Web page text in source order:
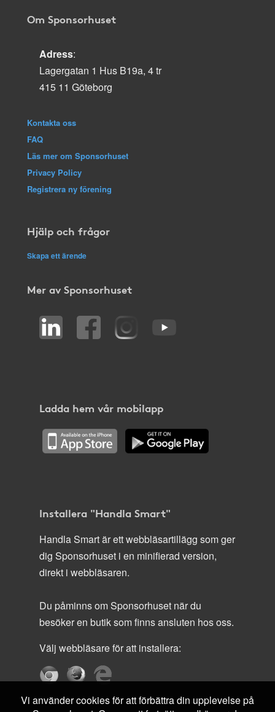
Om Sponsorhuset
Adress:
Lagergatan 1 Hus B19a, 4 tr
415 11 Göteborg
Kontakta oss
FAQ
Läs mer om Sponsorhuset
Privacy Policy
Registrera ny förening
Hjälp och frågor
Skapa ett ärende
Mer av Sponsorhuset
Ladda hem vår mobilapp
Installera "Handla Smart"
Handla Smart är ett webbläsartillägg som ger
dig Sponsorhuset i en minifierad version,
direkt i webbläsaren.
Du påminns om Sponsorhuset när du
besöker en butik som finns ansluten hos oss.
Välj webbläsare för att installera:
Vi använder cookies för att förbättra din upplevelse på